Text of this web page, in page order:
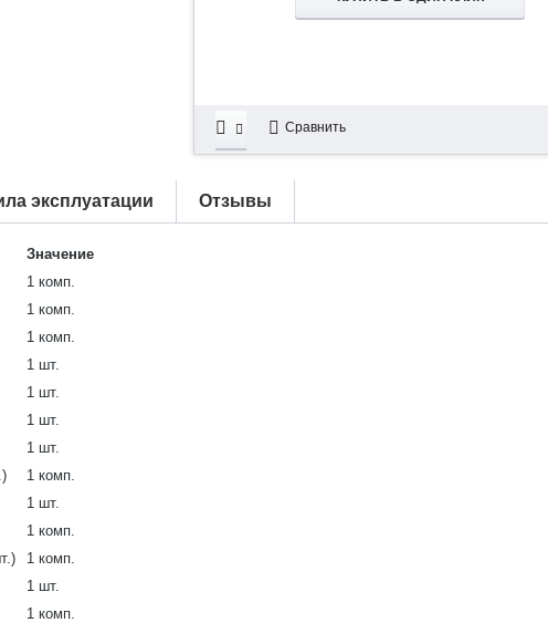
Сравнить
эксплуатации Отзывы
Значение
1 комп.
1 комп.
1 комп.
1 шт.
1 шт.
1 шт.
1 шт.
1 комп.
1 шт.
1 комп.
1 комп.
1 шт.
1 комп.